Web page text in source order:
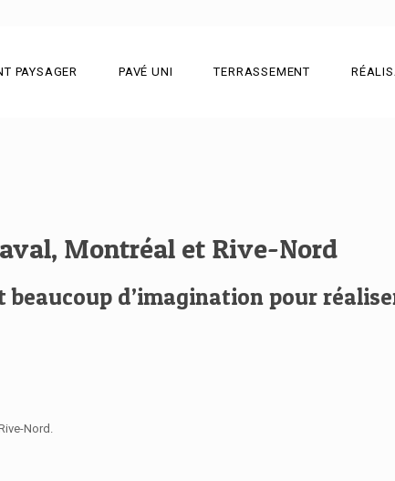
PAYSAGER PAVÉ UNI TERRASSEMENT
Montréal et Rive-Nord
d’imagination pour
Nord.